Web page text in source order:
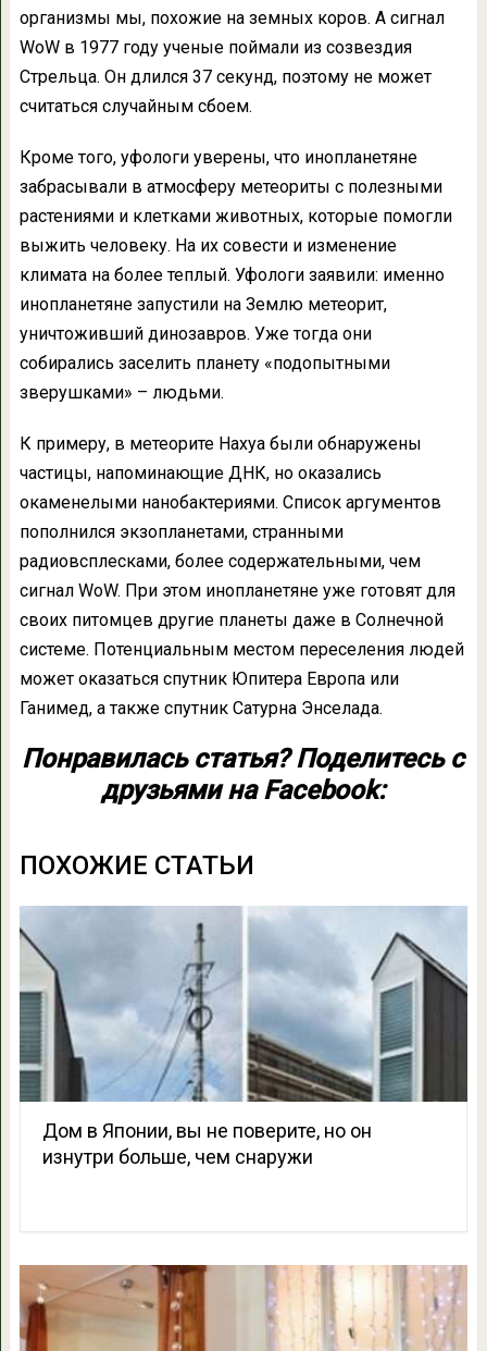
организмы мы, похожие на земных коров. А сигнал
WoW в 1977 году ученые поймали из созвездия
Стрельца. Он длился 37 секунд, поэтому не может
считаться случайным сбоем.
Кроме того, уфологи уверены, что инопланетяне
забрасывали в атмосферу метеориты с полезными
растениями и клетками животных, которые помогли
выжить человеку. На их совести и изменение
климата на более теплый. Уфологи заявили: именно
инопланетяне запустили на Землю метеорит,
уничтоживший динозавров. Уже тогда они
собирались заселить планету «подопытными
зверушками» – людьми.
К примеру, в метеорите Нахуа были обнаружены
частицы, напоминающие ДНК, но оказались
окаменелыми нанобактериями. Список аргументов
пополнился экзопланетами, странными
радиовсплесками, более содержательными, чем
сигнал WoW. При этом инопланетяне уже готовят для
своих питомцев другие планеты даже в Солнечной
системе. Потенциальным местом переселения людей
может оказаться спутник Юпитера Европа или
Ганимед, а также спутник Сатурна Энселада.
Понравилась статья? Поделитесь с
друзьями на Facebook:
ПОХОЖИЕ СТАТЬИ
Дом в Японии, вы не поверите, но он
изнутри больше, чем снаружи